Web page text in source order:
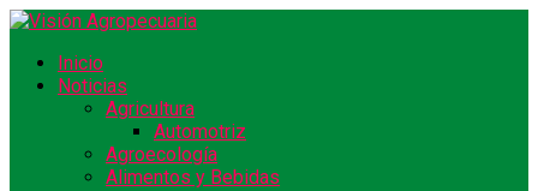
Inicio
Noticias
Agricultura
Automotriz
Agroecología
Alimentos y Bebidas